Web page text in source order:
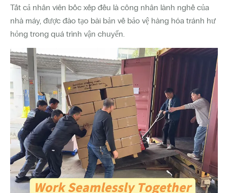
Tất cả nhân viên bốc xếp đều là công nhân lành nghề của
nhà máy, được đào tạo bài bản về bảo vệ hàng hóa tránh hư
hỏng trong quá trình vận chuyển.